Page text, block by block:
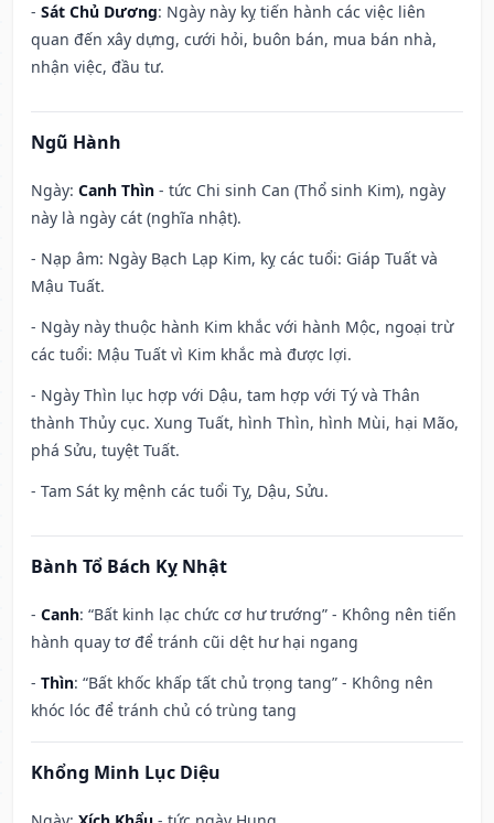
- Sát Chủ Dương: Ngày này kỵ tiến hành các việc liên
quan đến xây dựng, cưới hỏi, buôn bán, mua bán nhà,
nhận việc, đầu tư.
Ngũ Hành
Ngày: Canh Thìn - tức Chi sinh Can (Thổ sinh Kim), ngày
này là ngày cát (nghĩa nhật).
- Nạp âm: Ngày Bạch Lạp Kim, kỵ các tuổi: Giáp Tuất và
Mậu Tuất.
- Ngày này thuộc hành Kim khắc với hành Mộc, ngoại trừ
các tuổi: Mậu Tuất vì Kim khắc mà được lợi.
- Ngày Thìn lục hợp với Dậu, tam hợp với Tý và Thân
thành Thủy cục. Xung Tuất, hình Thìn, hình Mùi, hại Mão,
phá Sửu, tuyệt Tuất.
- Tam Sát kỵ mệnh các tuổi Tỵ, Dậu, Sửu.
Bành Tổ Bách Kỵ Nhật
- Canh: “Bất kinh lạc chức cơ hư trướng” - Không nên tiến
hành quay tơ để tránh cũi dệt hư hại ngang
- Thìn: “Bất khốc khấp tất chủ trọng tang” - Không nên
khóc lóc để tránh chủ có trùng tang
Khổng Minh Lục Diệu